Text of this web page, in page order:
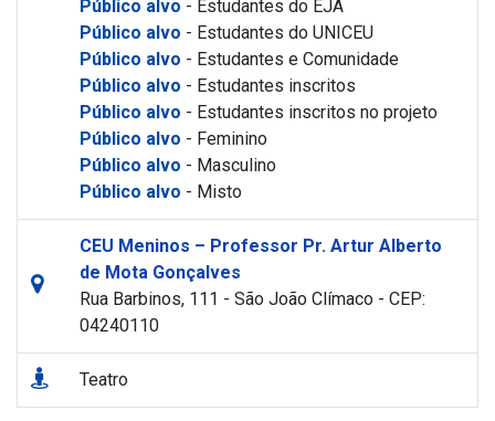
Público alvo - Estudantes do EJA
Público alvo - Estudantes do UNICEU
Público alvo - Estudantes e Comunidade
Público alvo - Estudantes inscritos
Público alvo - Estudantes inscritos no projeto
Público alvo - Feminino
Público alvo - Masculino
Público alvo - Misto
CEU Meninos – Professor Pr. Artur Alberto
de Mota Gonçalves
Rua Barbinos, 111 - São João Clímaco - CEP:
04240110
Teatro